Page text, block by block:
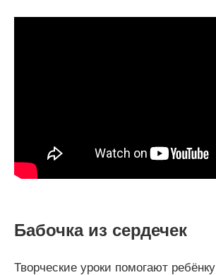
Бабочка из сердечек
Творческие уроки помогают ребёнку